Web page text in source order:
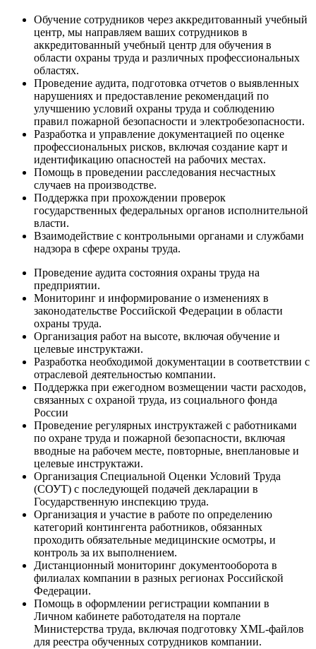
Обучение сотрудников через аккредитованный учебный
центр, мы направляем ваших сотрудников в
аккредитованный учебный центр для обучения в
области охраны труда и различных профессиональных
областях.
Проведение аудита, подготовка отчетов о выявленных
нарушениях и предоставление рекомендаций по
улучшению условий охраны труда и соблюдению
правил пожарной безопасности и электробезопасности.
Разработка и управление документацией по оценке
профессиональных рисков, включая создание карт и
идентификацию опасностей на рабочих местах.
Помощь в проведении расследования несчастных
случаев на производстве.
Поддержка при прохождении проверок
государственных федеральных органов исполнительной
власти.
Взаимодействие с контрольными органами и службами
надзора в сфере охраны труда.
Проведение аудита состояния охраны труда на
предприятии.
Мониторинг и информирование о изменениях в
законодательстве Российской Федерации в области
охраны труда.
Организация работ на высоте, включая обучение и
целевые инструктажи.
Разработка необходимой документации в соответствии с
отраслевой деятельностью компании.
Поддержка при ежегодном возмещении части расходов,
связанных с охраной труда, из социального фонда
России
Проведение регулярных инструктажей с работниками
по охране труда и пожарной безопасности, включая
вводные на рабочем месте, повторные, внеплановые и
целевые инструктажи.
Организация Специальной Оценки Условий Труда
(СОУТ) с последующей подачей декларации в
Государственную инспекцию труда.
Организация и участие в работе по определению
категорий контингента работников, обязанных
проходить обязательные медицинские осмотры, и
контроль за их выполнением.
Дистанционный мониторинг документооборота в
филиалах компании в разных регионах Российской
Федерации.
Помощь в оформлении регистрации компании в
Личном кабинете работодателя на портале
Министерства труда, включая подготовку XML-файлов
для реестра обученных сотрудников компании.